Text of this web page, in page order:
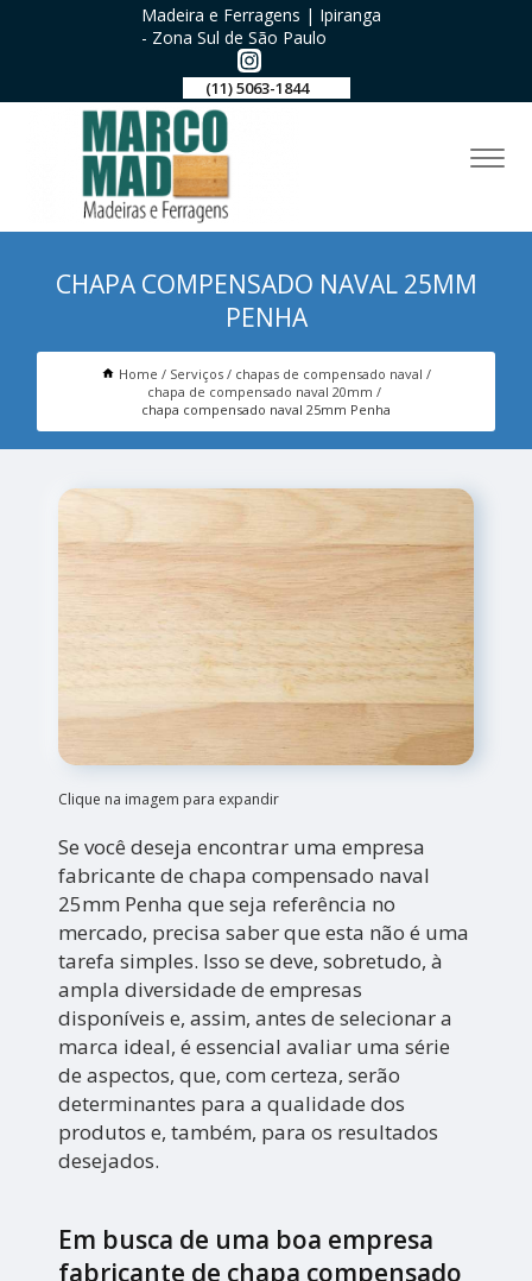
Madeira e Ferragens | Ipiranga
- Zona Sul de São Paulo
(11) 5063-1844
CHAPA COMPENSADO NAVAL 25MM
PENHA
Home Serviços
chapas de compensado naval
chapa de compensado naval 20mm
chapa compensado naval 25mm Penha
Clique na imagem para expandir
Se você deseja encontrar uma empresa
fabricante de chapa compensado naval
25mm Penha que seja referência no
mercado, precisa saber que esta não é uma
tarefa simples. Isso se deve, sobretudo, à
ampla diversidade de empresas
disponíveis e, assim, antes de selecionar a
marca ideal, é essencial avaliar uma série
de aspectos, que, com certeza, serão
determinantes para a qualidade dos
produtos e, também, para os resultados
desejados.
Em busca de uma boa empresa
fabricante de chapa compensado